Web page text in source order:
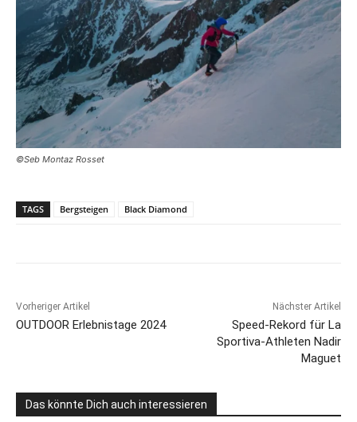
©Seb Montaz Rosset
TAGS Bergsteigen Black Diamond
Vorheriger Artikel
OUTDOOR Erlebnistage 2024
Nächster Artikel
Speed-Rekord für La
Sportiva-Athleten Nadir
Maguet
Das könnte Dich auch interessieren